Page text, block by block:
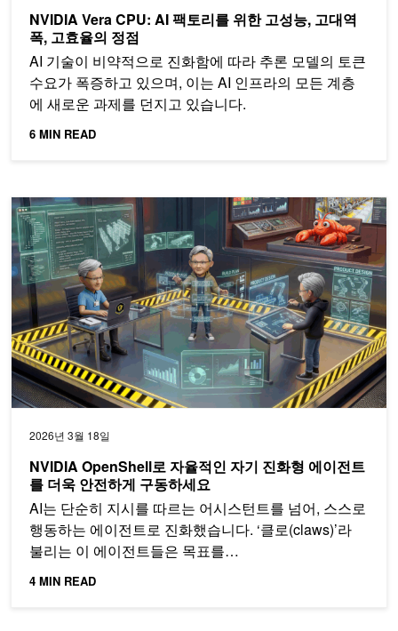
NVIDIA Vera CPU: AI 팩토리를 위한 고성능, 고대역
폭, 고효율의 정점
AI 기술이 비약적으로 진화함에 따라 추론 모델의 토큰
수요가 폭증하고 있으며, 이는 AI 인프라의 모든 계층
에 새로운 과제를 던지고 있습니다.
6 MIN READ
2026년 3월 18일
NVIDIA OpenShell로 자율적인 자기 진화형 에이전트
를 더욱 안전하게 구동하세요
AI는 단순히 지시를 따르는 어시스턴트를 넘어, 스스로
행동하는 에이전트로 진화했습니다. ‘클로(claws)’라
불리는 이 에이전트들은 목표를…
4 MIN READ
NVIDIA OpenShell로 자율적인 자기 진화형 에이전트를 더욱 안